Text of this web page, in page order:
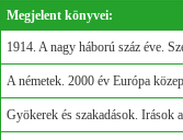
Megjelent könyvei:
1914. A nagy háború száz éve.
A németek. 2000 év Európa
Gyökerek és szakadások. Irások